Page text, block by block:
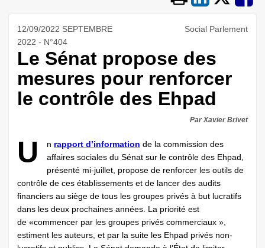
12/09/2022 SEPTEMBRE
2022 - N°404
Social Parlement
Le Sénat propose des
mesures pour renforcer
le contrôle des Ehpad
Par Xavier Brivet
U n rapport d’information de la commission des
affaires sociales du Sénat sur le contrôle des Ehpad,
présenté mi-juillet, propose de renforcer les outils de
contrôle de ces établissements et de lancer des audits
financiers au siège de tous les groupes privés à but lucratifs
dans les deux prochaines années. La priorité est
de «commencer par les groupes privés commerciaux »,
estiment les auteurs, et par la suite les Ehpad privés non-